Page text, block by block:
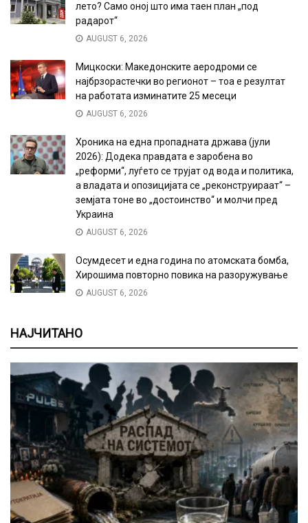
лето? Само оној што има таен план „под
радарот“
AUGUST 6, 2026
Мицкоски: Македонските аеродроми се
најбрзорастечки во регионот – тоа е резултат
на работата изминатите 25 месеци
AUGUST 6, 2026
Хроника на една пропадната држава (јули
2026): Додека правдата е заробена во
„реформи“, луѓето се трујат од вода и политика,
а владата и опозицијата се „реконструираат“ –
земјата тоне во „достоинство“ и молчи пред
Украина
AUGUST 6, 2026
Осумдесет и една година по атомската бомба,
Хирошима повторно повика на разоружување
AUGUST 6, 2026
НАЈЧИТАНО